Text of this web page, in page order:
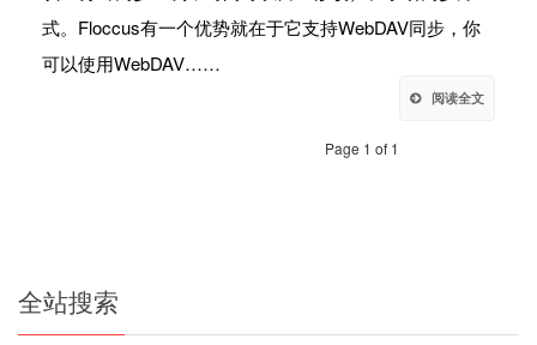
式。Floccus有一个优势就在于它支持WebDAV同步，你
可以使用WebDAV……
阅读全文
Page 1 of 1
全站搜索